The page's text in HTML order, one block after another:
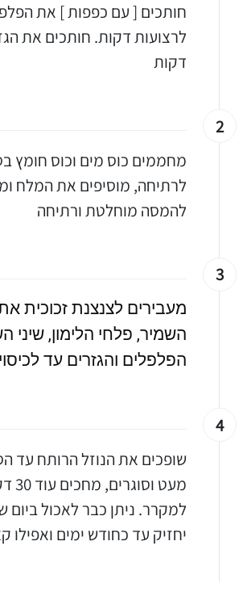
חותכים [ עם כפפות ] את
לרצועות דקות. חותכים את
דקות
2
מחממים כוס מים וכוס חומץ
לרתיחה, מוסיפים את המלח
להמסה מוחלטת ורתיחה
3
הפלפלים והגזרים עד לכיסוי
4
שופכים את הנוזל הרותח עד
למקרר. ניתן כבר לאכול
יחזיק עד כחודש ימים ואפילו